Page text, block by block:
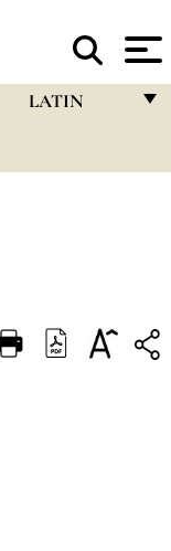
LATIN
DEUTSCH